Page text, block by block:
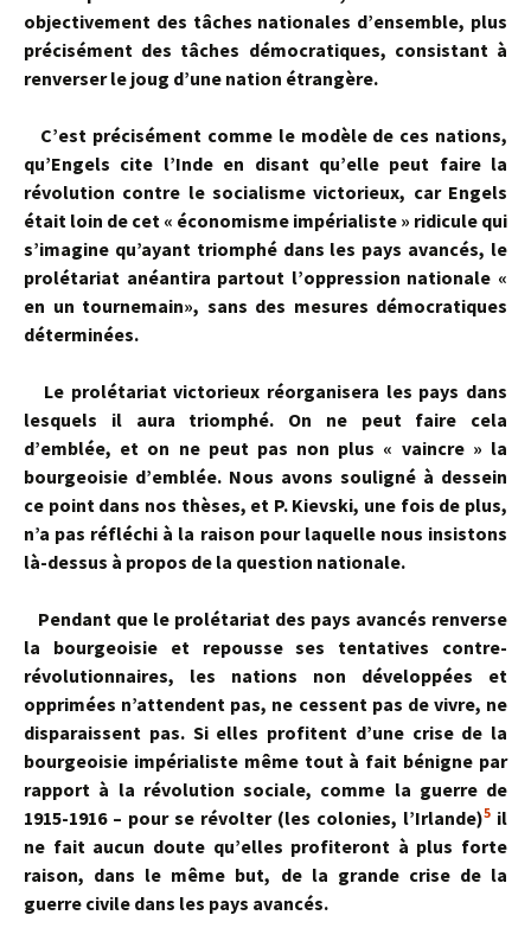
objectivement des tâches nationales d’ensemble, plus
pré­cisément des tâches démocratiques, consistant à
renverser le joug d’une nation étrangère.
C’est précisément comme le modèle de ces nations,
qu’Engels cite l’Inde en disant qu’elle peut faire la
révolution contre le socialisme victorieux, car Engels
était loin de cet « économisme impérialiste » ridicule qui
s’ima­gine qu’ayant triomphé dans les pays avancés, le
prolétariat anéantira partout l’oppression nationale «
en un tournemain», sans des mesures démocratiques
déterminées.
Le prolétariat victorieux réorganisera les pays dans
lesquels il aura triomphé. On ne peut faire cela
d’emblée, et on ne peut pas non plus « vaincre » la
bourgeoisie d’emblée. Nous avons souli­gné à dessein
ce point dans nos thèses, et P. Kievski, une fois de plus,
n’a pas réfléchi à la raison pour laquelle nous insistons
là-dessus à propos de la question nationale.
Pendant que le prolétariat des pays avancés renverse
la bourgeoisie et repousse ses tentatives contre-
révolutionnaires, les nations non dévelop­pées et
opprimées n’attendent pas, ne cessent pas de vivre, ne
disparais­sent pas. Si elles profitent d’une crise de la
bourgeoisie impérialiste même tout à fait bénigne par
rapport à la révolution sociale, comme la guerre de
1915-1916 – pour se révolter (les colonies, l’Irlande)5 il
ne fait aucun doute qu’elles profiteront à plus forte
raison, dans le même but, de la grande crise de la
guerre civile dans les pays avancés.